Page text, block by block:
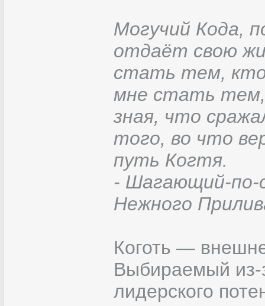
Могучий Кода,
отдаёт свою
стать тем, кто
мне стать тем,
зная, что
того, во что
путь Когтя.
- Шагающий-по-
Нежного
Коготь —
Выбираемый из-
лидерского